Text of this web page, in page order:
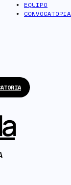
EQUIPO
CONVOCATORIA